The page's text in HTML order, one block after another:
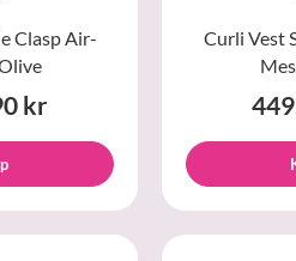
Clasp Air-
kr
Curli Vest